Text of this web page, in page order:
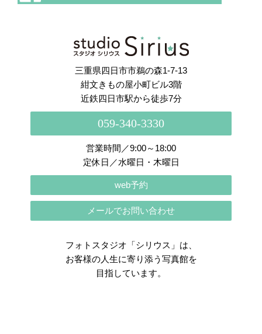
Instagram でフォロー
三重県四日市市鵜の森1-7-13
紺文きもの屋小町ビル3階
近鉄四日市駅から徒歩7分
059-340-3330
営業時間／9:00～18:00
定休日／水曜日・木曜日
web予約
メールでお問い合わせ
フォトスタジオ「シリウス」は、
お客様の人生に寄り添う写真館を
目指しています。